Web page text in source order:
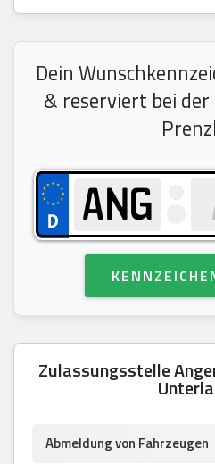
Dein
& reserviert bei
Zulassungsstelle
Abmeldung von Fahrzeugen